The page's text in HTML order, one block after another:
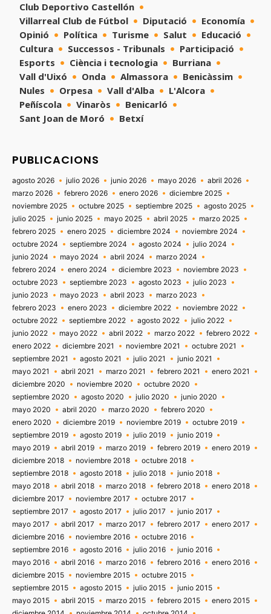
Club Deportivo Castellón
Villarreal Club de Fútbol
Diputació
Economía
Opinió
Política Turisme Salut
Educació
Cultura
Successos - Tribunals
Participació
Esports
Ciència i tecnologia
Burriana
Vall d'Uixó
Onda Almassora
Benicàssim
Nules
Orpesa Vall d'Alba
L'Alcora
Peñíscola
Vinaròs
Benicarló
Sant Joan de Moró
Betxí
PUBLICACIONS
agosto 2026 julio 2026 junio 2026 mayo 2026
abril 2026
marzo 2026
febrero 2026 enero 2026
diciembre 2025
noviembre 2025
octubre 2025 septiembre 2025
agosto 2025
julio 2025
junio 2025 mayo 2025 abril 2025
marzo 2025
febrero 2025
enero 2025 diciembre 2024
noviembre 2024
octubre 2024
septiembre 2024 agosto 2024
julio 2024
junio 2024
mayo 2024 abril 2024
marzo 2024
febrero 2024
enero 2024 diciembre 2023
noviembre 2023
octubre 2023
septiembre 2023 agosto 2023
julio 2023
junio 2023
mayo 2023 abril 2023
marzo 2023
febrero 2023
enero 2023 diciembre 2022
noviembre 2022
octubre 2022
septiembre 2022 agosto 2022
julio 2022
junio 2022
mayo 2022 abril 2022 marzo 2022
febrero 2022
enero 2022
diciembre 2021 noviembre 2021
octubre 2021
septiembre 2021
agosto 2021 julio 2021
junio 2021
mayo 2021
abril 2021 marzo 2021 febrero 2021
enero 2021
diciembre 2020
noviembre 2020
octubre 2020
septiembre 2020
agosto 2020 julio 2020
junio 2020
mayo 2020
abril 2020 marzo 2020
febrero 2020
enero 2020
diciembre 2019 noviembre 2019
octubre 2019
septiembre 2019
agosto 2019 julio 2019
junio 2019
mayo 2019
abril 2019 marzo 2019 febrero 2019
enero 2019
diciembre 2018
noviembre 2018
octubre 2018
septiembre 2018
agosto 2018 julio 2018
junio 2018
mayo 2018
abril 2018 marzo 2018 febrero 2018
enero 2018
diciembre 2017
noviembre 2017
octubre 2017
septiembre 2017
agosto 2017 julio 2017
junio 2017
mayo 2017
abril 2017 marzo 2017 febrero 2017
enero 2017
diciembre 2016
noviembre 2016
octubre 2016
septiembre 2016
agosto 2016 julio 2016
junio 2016
mayo 2016
abril 2016 marzo 2016 febrero 2016
enero 2016
diciembre 2015
noviembre 2015
octubre 2015
septiembre 2015
agosto 2015 julio 2015
junio 2015
mayo 2015
abril 2015 marzo 2015 febrero 2015
enero 2015